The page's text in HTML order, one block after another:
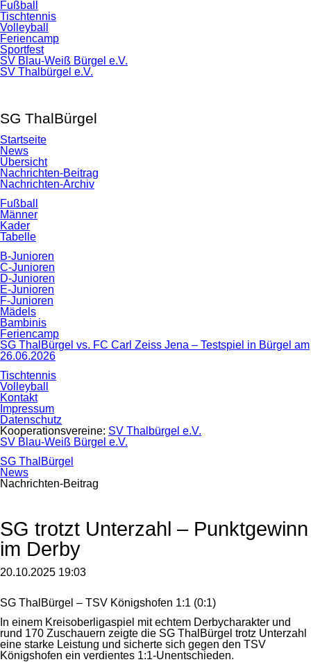
Navigation
überspringen
Fußball
Tischtennis
Volleyball
Feriencamp
Sportfest
SV Blau-Weiß Bürgel e.V.
SV Thalbürgel e.V.
überspringen
SG ThalBürgel
Startseite
News
Übersicht
Nachrichten-Beitrag
Nachrichten-Archiv
Fußball
Männer
Kader
Tabelle
B-Junioren
C-Junioren
D-Junioren
E-Junioren
F-Junioren
Mädels
Bambinis
Feriencamp
SG ThalBürgel vs. FC Carl Zeiss Jena – Testspiel in Bürgel am
26.06.2026
Tischtennis
Volleyball
Kontakt
Impressum
Datenschutz
Kooperationsvereine: SV Thalbürgel e.V.
SV Blau-Weiß Bürgel e.V.
SG ThalBürgel
News
Nachrichten-Beitrag
SG trotzt Unterzahl – Punktgewinn
im Derby
20.10.2025 19:03
SG ThalBürgel – TSV Königshofen 1:1 (0:1)
In einem Kreisoberligaspiel mit echtem Derbycharakter und
rund 170 Zuschauern zeigte die SG ThalBürgel trotz Unterzahl
eine starke Leistung und sicherte sich gegen den TSV
Königshofen ein verdientes 1:1-Unentschieden.